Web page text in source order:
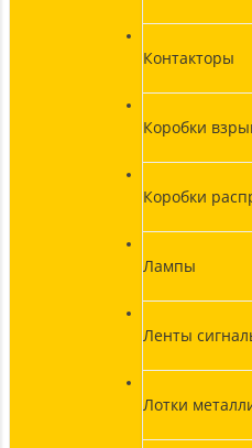
Контакторы
Коробки
Коробки
Лампы
Ленты
Лотки